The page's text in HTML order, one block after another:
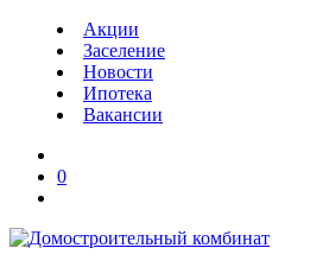
Акции
Заселение
Новости
Ипотека
Вакансии
0